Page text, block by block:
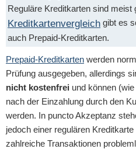
Reguläre Kreditkarten sind meist
Kreditkartenvergleich gibt es
auch Prepaid-Kreditkarten.
Prepaid-Kreditkarten werden
Prüfung ausgegeben, allerdings
nicht kostenfrei und können
nach der Einzahlung durch den
werden. In puncto Akzeptanz
jedoch einer regulären
zahlreiche Transaktionen